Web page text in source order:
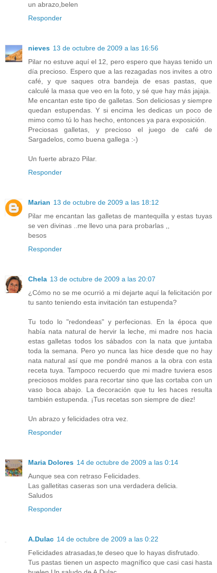
un abrazo,belen
Responder
nieves 13 de octubre de 2009 a las 16:56
Pilar no estuve aquí el 12, pero espero que hayas tenido un
día precioso. Espero que a las rezagadas nos invites a otro
café, y que saques otra bandeja de esas pastas, que
calculé la masa que veo en la foto, y sé que hay más jajaja.
Me encantan este tipo de galletas. Son deliciosas y siempre
quedan estupendas. Y si encima les dedicas un poco de
mimo como tú lo has hecho, entonces ya para exposición.
Preciosas galletas, y precioso el juego de café de
Sargadelos, como buena gallega :-)
Un fuerte abrazo Pilar.
Responder
Marian 13 de octubre de 2009 a las 18:12
Pilar me encantan las galletas de mantequilla y estas tuyas
se ven divinas ..me llevo una para probarlas ,,
besos
Responder
Chela 13 de octubre de 2009 a las 20:07
¿Cómo no se me ocurrió a mi dejarte aquí la felicitación por
tu santo teniendo esta invitación tan estupenda?
Tu todo lo "redondeas" y perfecionas. En la época que
había nata natural de hervir la leche, mi madre nos hacia
estas galletas todos los sábados con la nata que juntaba
toda la semana. Pero yo nunca las hice desde que no hay
nata natural así que me pondré manos a la obra con esta
receta tuya. Tampoco recuerdo que mi madre tuviera esos
preciosos moldes para recortar sino que las cortaba con un
vaso boca abajo. La decoración que tu les haces resulta
también estupenda. ¡Tus recetas son siempre de diez!
Un abrazo y felicidades otra vez.
Responder
Maria Dolores 14 de octubre de 2009 a las 0:14
Aunque sea con retraso Felicidades.
Las galletitas caseras son una verdadera delicia.
Saludos
Responder
A.Dulac 14 de octubre de 2009 a las 0:22
Felicidades atrasadas,te deseo que lo hayas disfrutado.
Tus pastas tienen un aspecto magnífico que casi casi hasta